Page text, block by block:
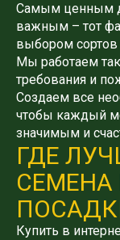
Самым ценным
важным – тот
выбором сортов
Мы работаем
требования и
Создаем все
чтобы каждый
значимым и
ГДЕ
Купить в